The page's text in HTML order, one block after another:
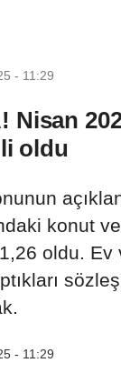
- 11:29
Nisan
oldu
konut
oldu. Ev
- 11:29